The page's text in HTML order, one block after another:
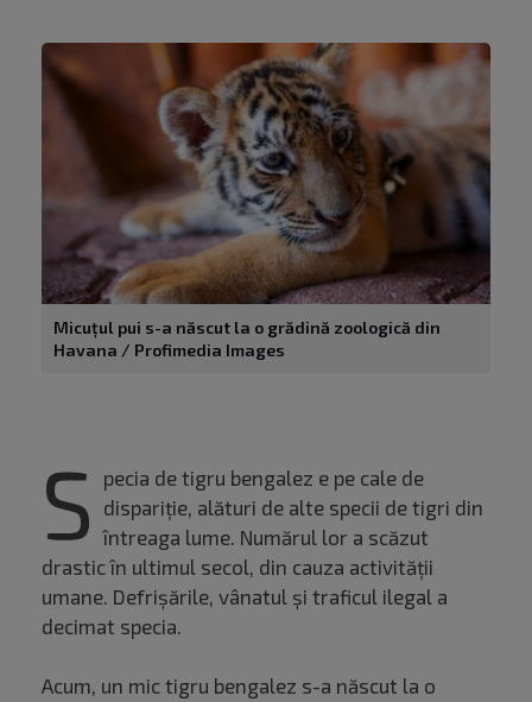
Micuțul pui s-a născut la o grădină zoologică din
Havana / Profimedia Images
S
pecia de tigru bengalez e pe cale de
dispariție, alături de alte specii de tigri din
întreaga lume. Numărul lor a scăzut
drastic în ultimul secol, din cauza activității
umane. Defrișările, vânatul și traficul ilegal a
decimat specia.
Acum, un mic tigru bengalez s-a născut la o